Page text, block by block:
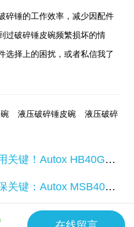
碎锤的工作效率，减少因配件
过破碎锤皮碗频繁损坏的情
选择上的困扰，或者私信我了
液压破碎锤皮碗
液压破碎
皮碗（210x50）让你的设备战力满格
MSB400皮碗（170x41）为何是刚需？